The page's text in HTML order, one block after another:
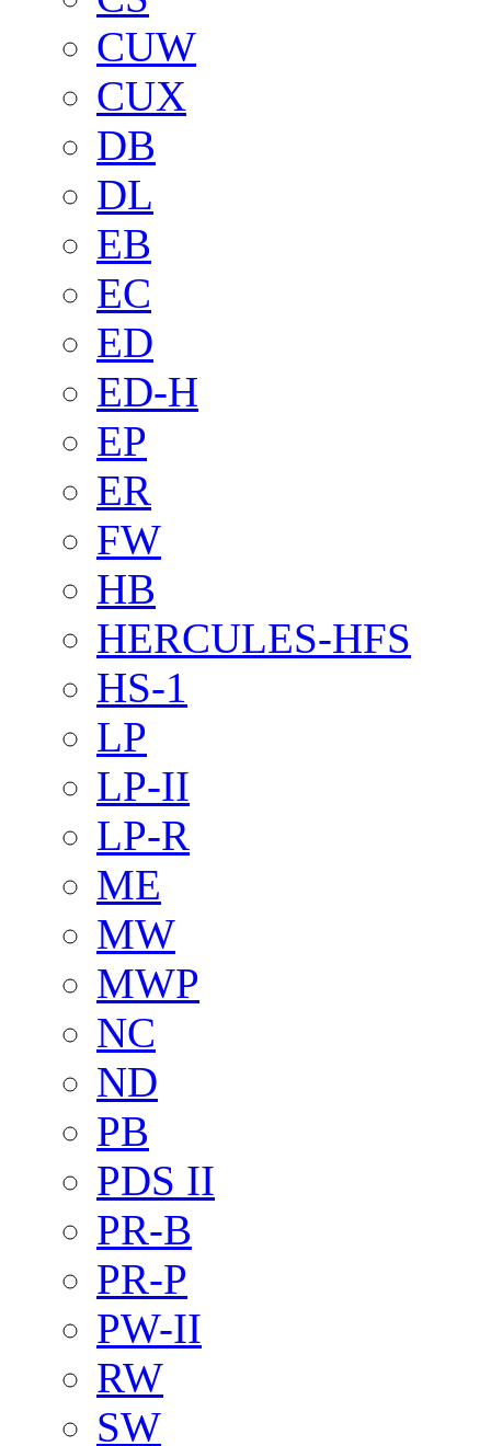
CUW
CUX
DB
DL
EB
EC
ED
ED-H
EP
ER
FW
HB
HERCULES-HFS
HS-1
LP
LP-II
LP-R
ME
MW
MWP
NC
ND
PB
PDS II
PR-B
PR-P
PW-II
RW
SW